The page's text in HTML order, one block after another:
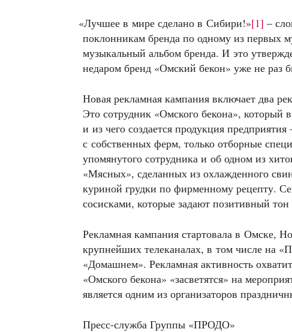
«Лучшее в мире сделано в Сибири!»[1] –
поклонникам бренда по одному из первых
музыкальный альбом бренда. И это
недаром бренд «Омский бекон» уже не
Новая рекламная кампания включает два
Это сотрудник «Омского бекона», который в
и из чего создается продукция
с собственных ферм, только отборные
упомянутого сотрудника и об одном из
«Мясных», сделанных из охлажденного
куриной грудки по фирменному рецепту.
сосисками, которые задают позитивный тон
Рекламная кампания стартовала в Омске,
крупнейших телеканалах, в том числе на
«Домашнем». Рекламная активность
«Омского бекона» «засветятся» на
является одним из организаторов
Пресс-служба Группы «ПРОДО»